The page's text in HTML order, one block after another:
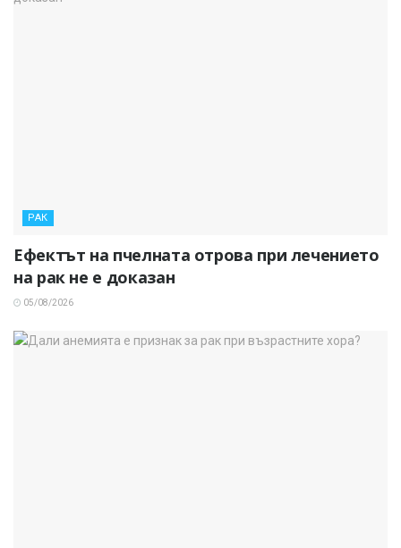
РАК
Ефектът на пчелната отрова при лечението
на рак не е доказан
05/08/2026